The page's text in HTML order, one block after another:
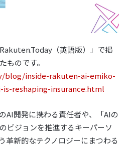
（英語版）」で掲
ものです。
blog/inside-rakuten-ai-emiko-
is-reshaping-insurance.html
AI開発に携わる責任者や、「AIの
ビジョンを推進するキーパーソ
革新的なテクノロジーにまつわる